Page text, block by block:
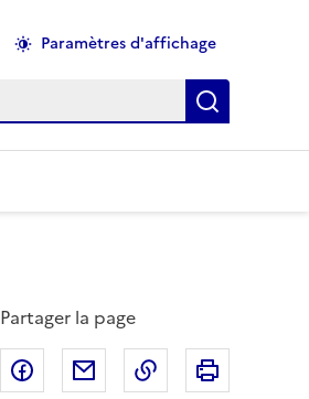
Paramètres d'affichage
Recherche
Partager la page
Partager sur Facebook
Partager par email
Copier dans le